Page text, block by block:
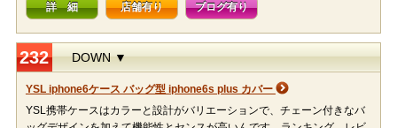
詳 細 店舗有り ブログ有り
232 DOWN ▼
YSL iphone6ケース バッグ型 iphone6s plus カバー
YSL携帯ケースはカラーと設計がバリエーションで、チェーン付きなバ